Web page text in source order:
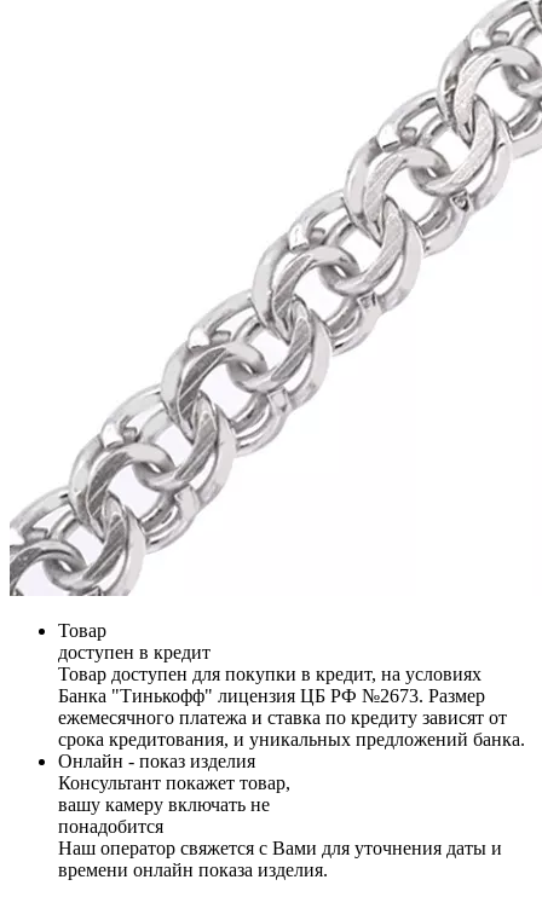
Товар
доступен в кредит
Товар доступен для покупки в кредит, на условиях
Банка "Тинькофф" лицензия ЦБ РФ №2673. Размер
ежемесячного платежа и ставка по кредиту зависят от
срока кредитования, и уникальных предложений банка.
Онлайн - показ изделия
Консультант покажет товар,
вашу камеру включать не
понадобится
Наш оператор свяжется с Вами для уточнения даты и
времени онлайн показа изделия.